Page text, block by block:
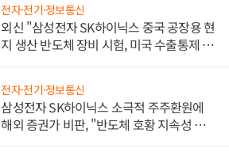
전자·전기·정보통신
외신 "삼성전자 SK하이닉스 중국 공장용 현
지 생산 반도체 장비 시험, 미국 수출통제 대
전자·전기·정보통신
삼성전자 SK하이닉스 소극적 주주환원에
해외 증권가 비판, "반도체 호황 지속성 의